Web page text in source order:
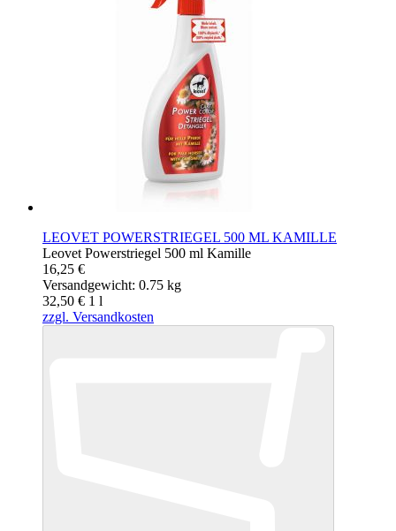
LEOVET POWERSTRIEGEL 500 ML KAMILLE
Leovet Powerstriegel 500 ml Kamille
16,25 €
Versandgewicht: 0.75 kg
32,50 € 1 l
zzgl. Versandkosten